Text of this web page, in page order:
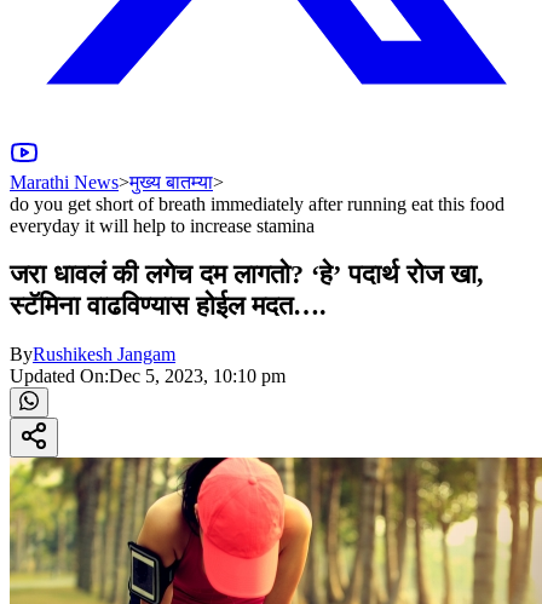
Marathi News>मुख्य बातम्या>
do you get short of breath immediately after running eat this food
everyday it will help to increase stamina
जरा धावलं की लगेच दम लागतो? ‘हे’ पदार्थ रोज खा,
स्टॅमिना वाढविण्यास होईल मदत….
ByRushikesh Jangam
Updated On:Dec 5, 2023, 10:10 pm